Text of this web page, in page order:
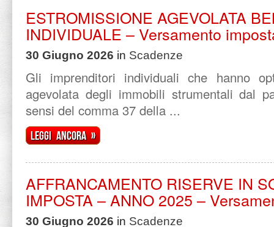
ESTROMISSIONE AGEVOLATA
INDIVIDUALE – Versamento
30 Giugno 2026 in Scadenze
Gli imprenditori individuali che hanno
agevolata degli immobili strumentali dal
sensi del comma 37 della ...
Leggi ancora »
AFFRANCAMENTO RISERVE IN
IMPOSTA – ANNO 2025 –
30 Giugno 2026 in Scadenze